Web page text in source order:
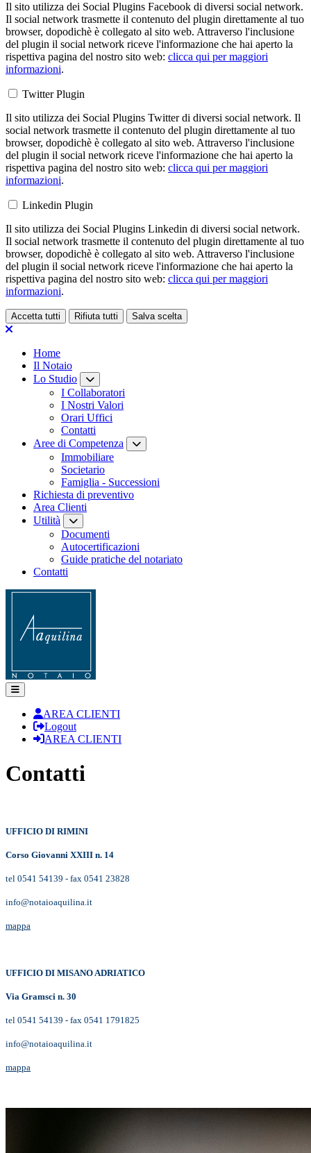
Il sito utilizza dei Social Plugins Facebook di diversi social network.
Il social network trasmette il contenuto del plugin direttamente al tuo
browser, dopodichè è collegato al sito web. Attraverso l'inclusione
del plugin il social network riceve l'informazione che hai aperto la
rispettiva pagina del nostro sito web: clicca qui per maggiori
informazioni.
Twitter Plugin
Il sito utilizza dei Social Plugins Twitter di diversi social network. Il
social network trasmette il contenuto del plugin direttamente al tuo
browser, dopodichè è collegato al sito web. Attraverso l'inclusione
del plugin il social network riceve l'informazione che hai aperto la
rispettiva pagina del nostro sito web: clicca qui per maggiori
informazioni.
Linkedin Plugin
Il sito utilizza dei Social Plugins Linkedin di diversi social network.
Il social network trasmette il contenuto del plugin direttamente al tuo
browser, dopodichè è collegato al sito web. Attraverso l'inclusione
del plugin il social network riceve l'informazione che hai aperto la
rispettiva pagina del nostro sito web: clicca qui per maggiori
informazioni.
Accetta tutti Rifiuta tutti Salva scelta
Loading...
Home
Il Notaio
Lo Studio
I Collaboratori
I Nostri Valori
Orari Uffici
Contatti
Aree di Competenza
Immobiliare
Societario
Famiglia - Successioni
Richiesta di preventivo
Area Clienti
Utilità
Documenti
Autocertificazioni
Guide pratiche del notariato
Contatti
AREA CLIENTI
Logout
AREA CLIENTI
Contatti
UFFICIO DI RIMINI
Corso Giovanni XXIII n. 14
tel 0541 54139 - fax 0541 23828
info@notaioaquilina.it
mappa
UFFICIO DI MISANO ADRIATICO
Via Gramsci n. 30
tel 0541 54139 - fax 0541 1791825
info@notaioaquilina.it
mappa